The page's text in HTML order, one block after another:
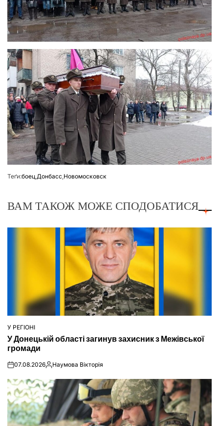
Теґи:боец Донбасс Новомосковск
ВАМ ТАКОЖ МОЖЕ СПОДОБАТИСЯ
ОПУБЛІКУВАТИ
У
У РЕГІОНІ
У Донецькій області загинув захисник з Межівської
громади
on07.08.2026Опубліковано
Наумова Вікторія